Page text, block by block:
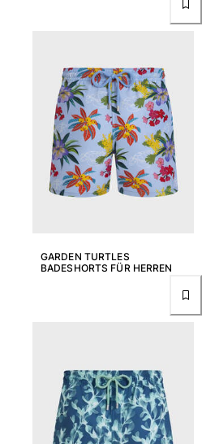
GARDEN TURTLES
BADESHORTS FÜR HERREN